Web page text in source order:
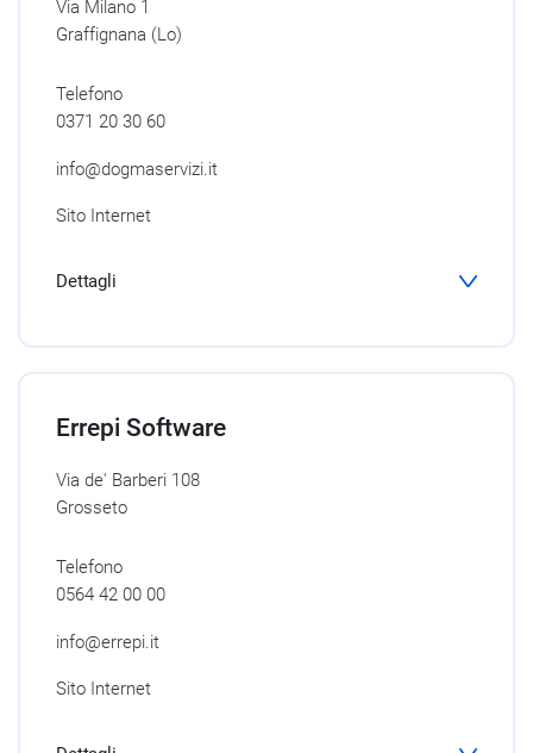
Via Milano 1
Graffignana (Lo)
Telefono
0371 20 30 60
info@dogmaservizi.it
Sito Internet
Dettagli
Errepi Software
Via de' Barberi 108
Grosseto
Telefono
0564 42 00 00
info@errepi.it
Sito Internet